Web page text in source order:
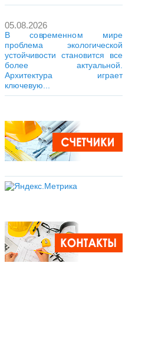
05.08.2026
В современном мире
проблема экологической
устойчивости становится все
более актуальной.
Архитектура играет
ключевую...